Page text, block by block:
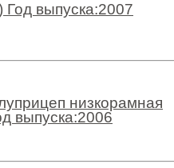
выпуска:2007
низкорамная
выпуска:2006